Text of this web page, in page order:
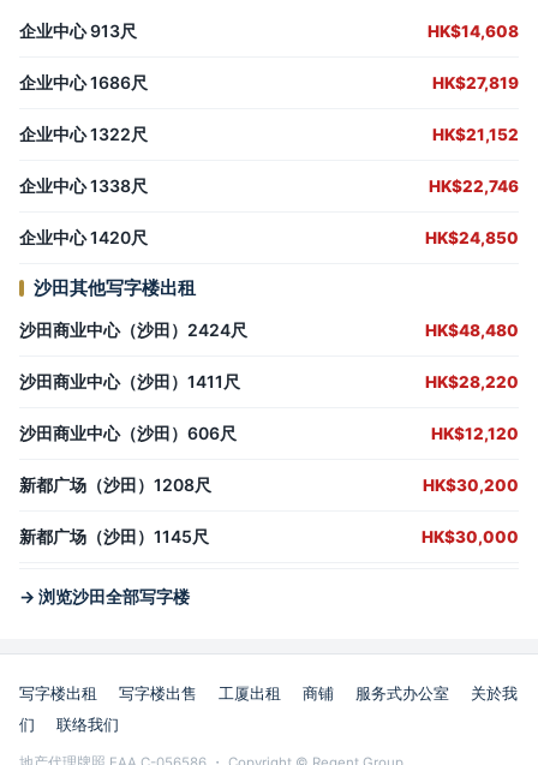
企业中心 913尺 HK$14,608
企业中心 1686尺 HK$27,819
企业中心 1322尺 HK$21,152
企业中心 1338尺 HK$22,746
企业中心 1420尺 HK$24,850
沙田其他写字楼出租
沙田商业中心（沙田）2424尺 HK$48,480
沙田商业中心（沙田）1411尺 HK$28,220
沙田商业中心（沙田）606尺 HK$12,120
新都广场（沙田）1208尺 HK$30,200
新都广场（沙田）1145尺 HK$30,000
→ 浏览沙田全部写字楼
写字楼出租 写字楼出售 工厦出租 商铺 服务式办公室
关於我
们
联络我们